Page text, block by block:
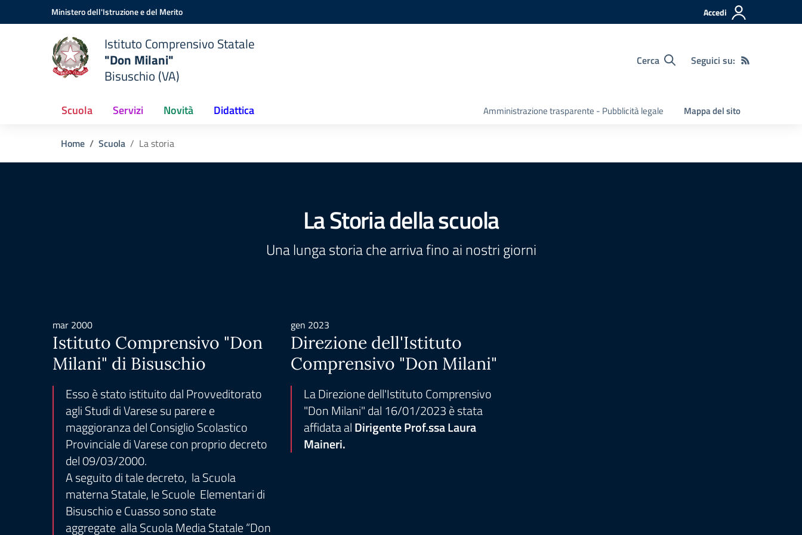
Vai ai contenuti
Vai al menu di navigazioneMinistero dell'Istruzione e del Merito Accedi
Istituto Comprensivo Statale
"Don Milani"
Bisuschio (VA)
Cerca Seguici su:
Scuola Servizi Novità Didattica Amministrazione trasparente - Pubblicità legale Mappa del sito
Home Scuola La storia
La Storia della scuola
Una lunga storia che arriva fino ai nostri giorni
mar 2000
Istituto Comprensivo "Don
Milani" di Bisuschio
Esso è stato istituito dal Provveditorato
agli Studi di Varese su parere e
maggioranza del Consiglio Scolastico
Provinciale di Varese con proprio decreto
del 09/03/2000.
A seguito di tale decreto, la Scuola
materna Statale, le Scuole Elementari di
Bisuschio e Cuasso sono state
aggregate alla Scuola Media Statale “Don
gen 2023
Direzione dell'Istituto
Comprensivo "Don Milani"
La Direzione dell'Istituto Comprensivo
"Don Milani" dal 16/01/2023 è stata
affidata alDirigente Prof.ssa Laura
Maineri.